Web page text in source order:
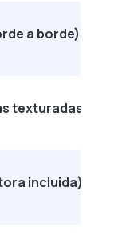
a borde)
texturadas
incluida)